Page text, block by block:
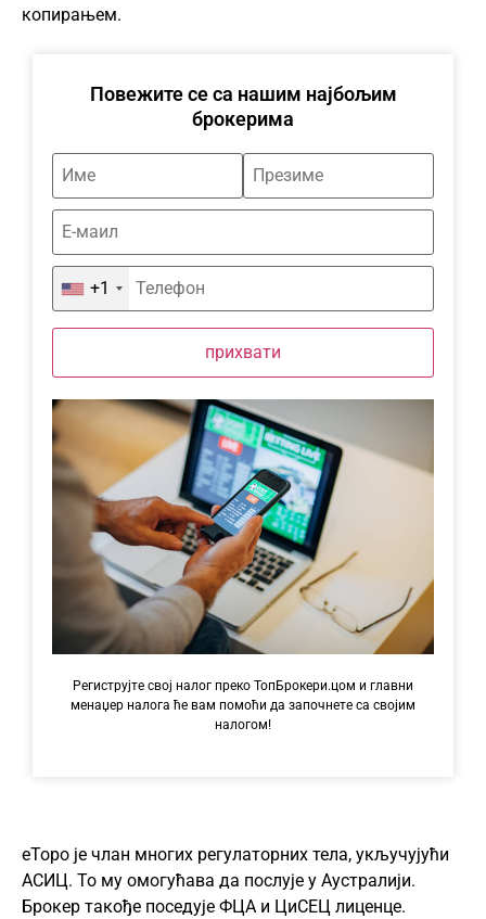
копирањем.
Повежите се са нашим најбољим
брокерима
+1
прихвати
Региструјте свој налог преко ТопБрокери.цом и главни
менаџер налога ће вам помоћи да започнете са својим
налогом!
еТоро је члан многих регулаторних тела, укључујући
АСИЦ. То му омогућава да послује у Аустралији.
Брокер такође поседује ФЦА и ЦиСЕЦ лиценце.